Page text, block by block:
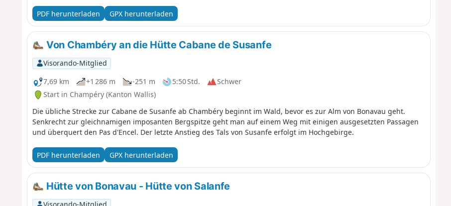
PDF herunterladen GPX herunterladen
Von Chambéry an die Hütte Cabane de Susanfe
Visorando-Mitglied
7,69 km
+1 286 m -251 m 5:50 Std.
Schwer
Start in Champéry (Kanton Wallis)
Die übliche Strecke zur Cabane de Susanfe ab Chambéry beginnt im Wald, bevor es zur Alm von Bonavau geht.
Senkrecht zur gleichnamigen imposanten Bergspitze geht man auf einem Weg mit einigen ausgesetzten Passagen
und überquert den Pas d'Encel. Der letzte Anstieg des Tals von Susanfe erfolgt im Hochgebirge.
PDF herunterladen GPX herunterladen
Hütte von Bonavau - Hütte von Salanfe